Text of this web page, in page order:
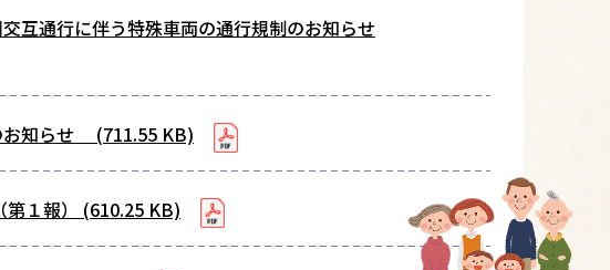
互通行に伴う特殊車両の通行規制のお知らせ
お知らせ (711.55 KB)
第１報） (610.25 KB)